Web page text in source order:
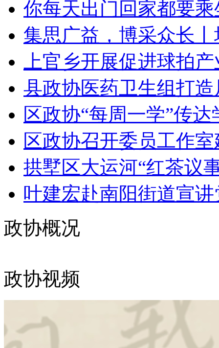
你每天出门回家都要
集思广益，博采众长
上官乡开展促进球拍
县政协医药卫生组打
区政协“每周一学”传
区政协召开委员工作
拱墅区大运河“红茶议
叶建宏赴南阳街道宣
政协概况
政协视频